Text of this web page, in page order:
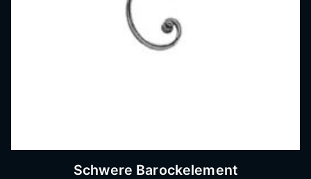
Schwere Barockelement